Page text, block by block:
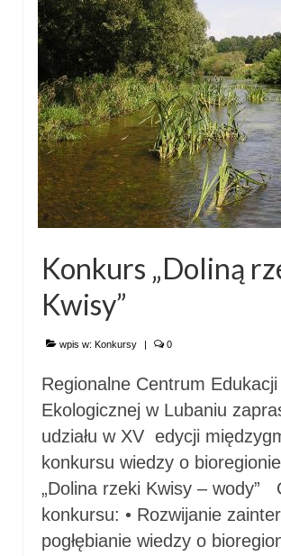
Konkurs „Doliną
Kwisy”
wpis w: Konkursy | 0
Regionalne Centrum Edukacji
Ekologicznej w Lubaniu
udziału w XV edycji
konkursu wiedzy o
„Dolina rzeki Kwisy – wody”
konkursu: • Rozwijanie
pogłębianie wiedzy o